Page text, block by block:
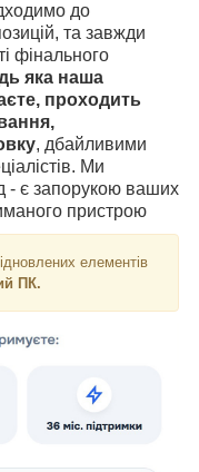
до
та завжди
фінального
яка наша
проходить
, дбайливими
Ми
- є запорукою ваших
пристрою
елементів
ПК.